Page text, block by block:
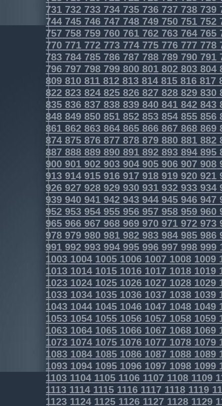
731 732 733 734 735 736 737 738 739
744 745 746 747 748 749 750 751 752
757 758 759 760 761 762 763 764 765
770 771 772 773 774 775 776 777 778
783 784 785 786 787 788 789 790 791
796 797 798 799 800 801 802 803 804
809 810 811 812 813 814 815 816 817
822 823 824 825 826 827 828 829 830
835 836 837 838 839 840 841 842 843
848 849 850 851 852 853 854 855 856
861 862 863 864 865 866 867 868 869
874 875 876 877 878 879 880 881 882
887 888 889 890 891 892 893 894 895
900 901 902 903 904 905 906 907 908
913 914 915 916 917 918 919 920 921
926 927 928 929 930 931 932 933 934
939 940 941 942 943 944 945 946 947
952 953 954 955 956 957 958 959 960
965 966 967 968 969 970 971 972 973
978 979 980 981 982 983 984 985 986
991 992 993 994 995 996 997 998 999
1003 1004 1005 1006 1007 1008 1009
1013 1014 1015 1016 1017 1018 1019
1023 1024 1025 1026 1027 1028 1029
1033 1034 1035 1036 1037 1038 1039
1043 1044 1045 1046 1047 1048 1049
1053 1054 1055 1056 1057 1058 1059
1063 1064 1065 1066 1067 1068 1069
1073 1074 1075 1076 1077 1078 1079
1083 1084 1085 1086 1087 1088 1089
1093 1094 1095 1096 1097 1098 1099
1103 1104 1105 1106 1107 1108 1109
1113 1114 1115 1116 1117 1118 1119
1123 1124 1125 1126 1127 1128 1129